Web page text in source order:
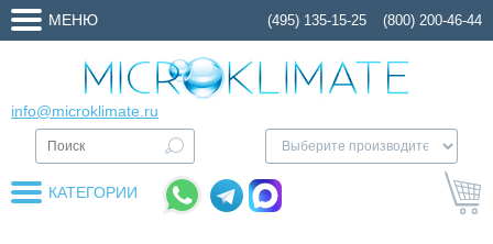
МЕНЮ (495) 135-15-25 (800) 200-46-44
info@microklimate.ru
КАТЕГОРИИ